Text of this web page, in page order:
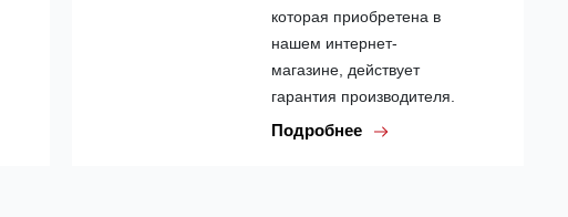
которая приобретена в
нашем интернет-
магазине, действует
гарантия производителя.
Подробнее